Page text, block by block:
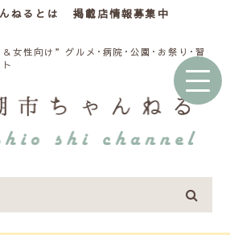
ねるとは 掲載店情報募集中
女性向け”グルメ･病院･公園･お祭り･習